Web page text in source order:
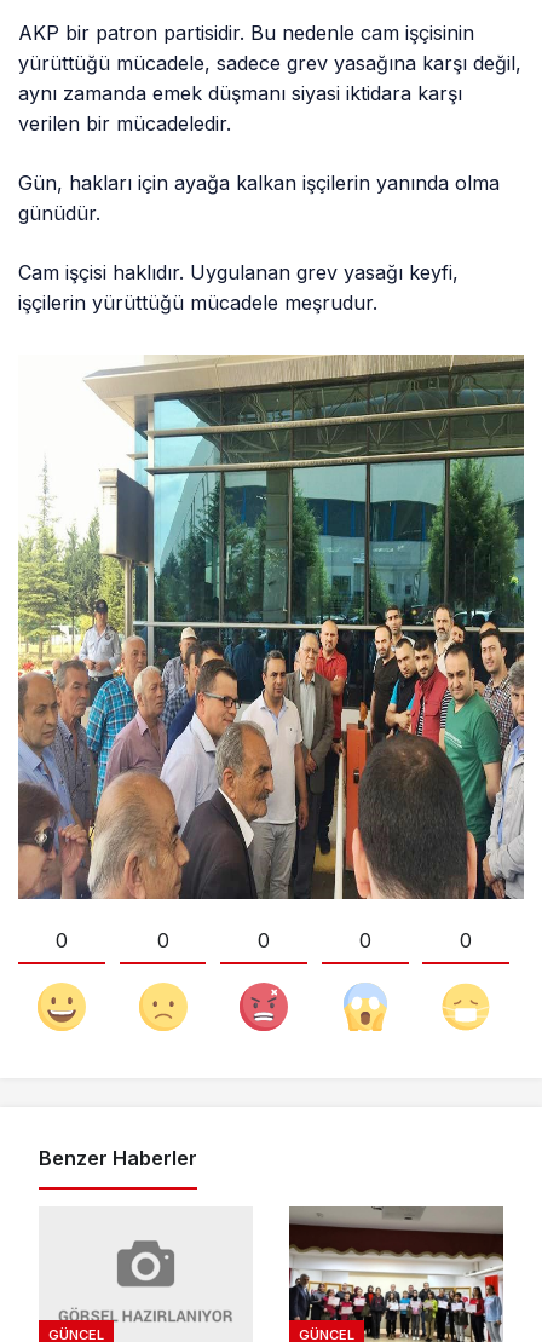
AKP bir patron partisidir. Bu nedenle cam işçisinin
yürüttüğü mücadele, sadece grev yasağına karşı değil,
aynı zamanda emek düşmanı siyasi iktidara karşı
verilen bir mücadeledir.
Gün, hakları için ayağa kalkan işçilerin yanında olma
günüdür.
Cam işçisi haklıdır. Uygulanan grev yasağı keyfi,
işçilerin yürüttüğü mücadele meşrudur.
0 0 0 0 0
Benzer Haberler
GÜNCEL GÜNCEL